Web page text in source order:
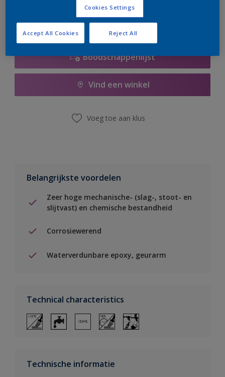
Boodschappenlijst
Vind een winkel
Voeg toe aan klus
Belangrijkste voordelen
Zeer hoge mechanische- (slag-, stoot- en
slijtvast) en chemische bestandheid
Corrosiewerend
Waterverdunbare epoxy, geurarm
Technical characteristics
Technische informatie
Cookies Settings
Reject All
Accept All Cookies